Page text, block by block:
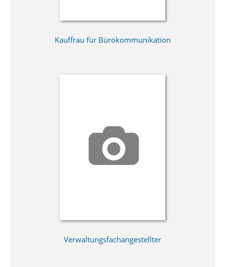
Kauffrau für Bürokommunikation
Verwaltungsfachangestellter